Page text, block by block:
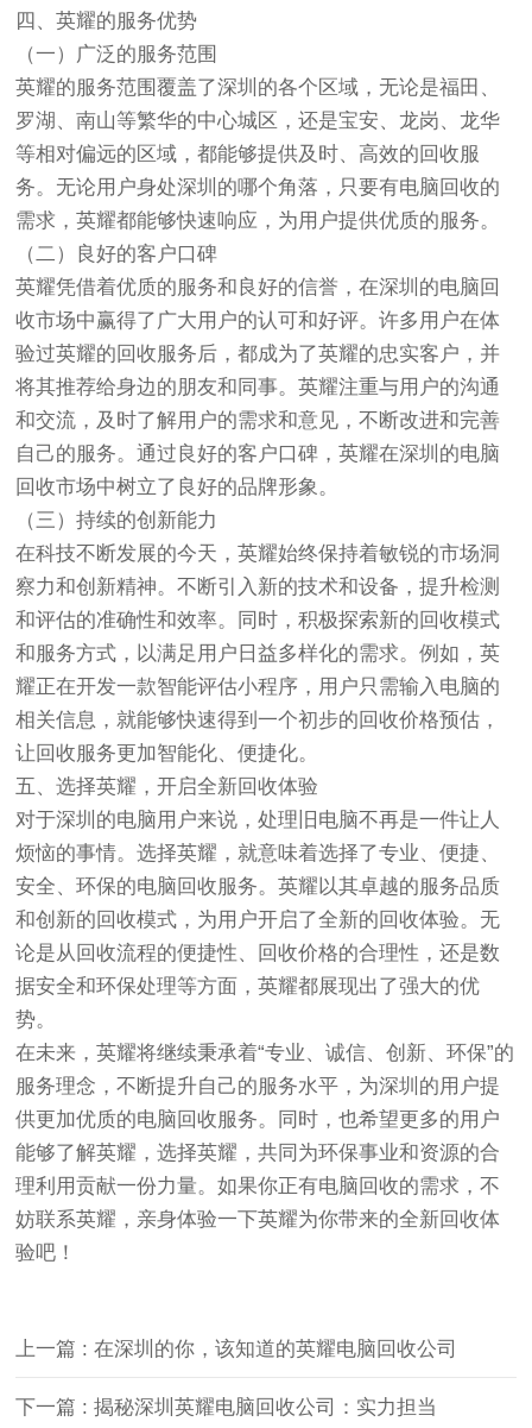
四、英耀的服务优势
（一）广泛的服务范围
英耀的服务范围覆盖了深圳的各个区域，无论是福田、
罗湖、南山等繁华的中心城区，还是宝安、龙岗、龙华
等相对偏远的区域，都能够提供及时、高效的回收服
务。无论用户身处深圳的哪个角落，只要有电脑回收的
需求，英耀都能够快速响应，为用户提供优质的服务。
（二）良好的客户口碑
英耀凭借着优质的服务和良好的信誉，在深圳的电脑回
收市场中赢得了广大用户的认可和好评。许多用户在体
验过英耀的回收服务后，都成为了英耀的忠实客户，并
将其推荐给身边的朋友和同事。英耀注重与用户的沟通
和交流，及时了解用户的需求和意见，不断改进和完善
自己的服务。通过良好的客户口碑，英耀在深圳的电脑
回收市场中树立了良好的品牌形象。
（三）持续的创新能力
在科技不断发展的今天，英耀始终保持着敏锐的市场洞
察力和创新精神。不断引入新的技术和设备，提升检测
和评估的准确性和效率。同时，积极探索新的回收模式
和服务方式，以满足用户日益多样化的需求。例如，英
耀正在开发一款智能评估小程序，用户只需输入电脑的
相关信息，就能够快速得到一个初步的回收价格预估，
让回收服务更加智能化、便捷化。
五、选择英耀，开启全新回收体验
对于深圳的电脑用户来说，处理旧电脑不再是一件让人
烦恼的事情。选择英耀，就意味着选择了专业、便捷、
安全、环保的电脑回收服务。英耀以其卓越的服务品质
和创新的回收模式，为用户开启了全新的回收体验。无
论是从回收流程的便捷性、回收价格的合理性，还是数
据安全和环保处理等方面，英耀都展现出了强大的优
势。
在未来，英耀将继续秉承着“专业、诚信、创新、环保”的
服务理念，不断提升自己的服务水平，为深圳的用户提
供更加优质的电脑回收服务。同时，也希望更多的用户
能够了解英耀，选择英耀，共同为环保事业和资源的合
理利用贡献一份力量。如果你正有电脑回收的需求，不
妨联系英耀，亲身体验一下英耀为你带来的全新回收体
验吧！
上一篇 : 在深圳的你，该知道的英耀电脑回收公司
下一篇 : 揭秘深圳英耀电脑回收公司：实力担当